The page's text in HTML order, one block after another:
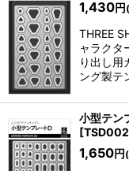
1,430円
THREE
ャラクタ
り出し用
ング製テ
小型テン
[
1,650円